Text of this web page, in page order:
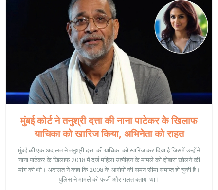
मुंबई कोर्ट ने तनुश्री दत्ता की नाना पाटेकर के खिलाफ
याचिका को खारिज किया, अभिनेता को राहत
मुंबई की एक अदालत ने तनुश्री दत्ता की याचिका को खारिज कर दिया है जिसमें उन्होंने
नाना पाटेकर के खिलाफ 2018 में दर्ज महिला उत्पीड़न के मामले को दोबारा खोलने की
मांग की थी। अदालत ने कहा कि 2008 के आरोपों की समय सीमा समाप्त हो चुकी है।
पुलिस ने मामले को फर्जी और गलत बताया था।